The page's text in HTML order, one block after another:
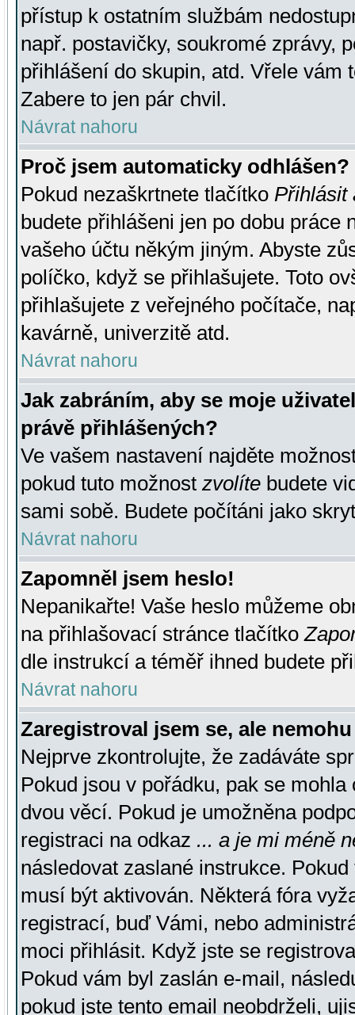
přístup k ostatním službám
např. postavičky, soukromé zprávy,
přihlášení do skupin, atd. Vřele vám
Zabere to jen pár chvil.
Návrat nahoru
Proč jsem automaticky odhlášen?
Pokud nezaškrtnete tlačítko Přihlásit
budete přihlášeni jen po dobu práce
vašeho účtu někým jiným. Abyste
políčko, když se přihlašujete. Toto
přihlašujete z veřejného počítače,
kavárně, univerzitě atd.
Návrat nahoru
Jak zabráním, aby se moje
právě přihlášených?
Ve vašem nastavení najděte
pokud tuto možnost zvolíte budete
sami sobě. Budete počítáni jako
Návrat nahoru
Zapomněl jsem heslo!
Nepanikařte! Vaše heslo můžeme
na přihlašovací stránce tlačítko
dle instrukcí a téměř ihned budete
Návrat nahoru
Zaregistroval jsem se, ale
Nejprve zkontrolujte, že zadáváte
Pokud jsou v pořádku, pak se
dvou věcí. Pokud je umožněna
registraci na odkaz ... a je mi méně
následovat zaslané instrukce.
musí být aktivován. Některá fóra
registrací, buď Vámi, nebo
moci přihlásit. Když jste se
Pokud vám byl zaslán e-mail,
pokud jste tento email neobdrželi,